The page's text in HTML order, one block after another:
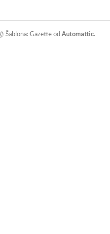
Šablona: Gazette odAutomattic.